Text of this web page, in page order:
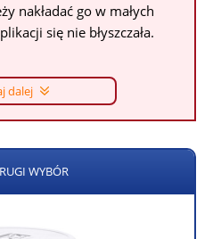
nakładać go w małych
się nie błyszczała.
dalej
WYBÓR